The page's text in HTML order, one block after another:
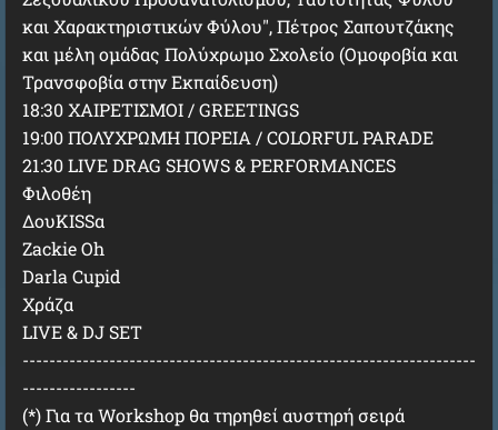
και Χαρακτηριστικών Φύλου", Πέτρος Σαπουτζάκης
και μέλη ομάδας Πολύχρωμο Σχολείο (Ομοφοβία και
Τρανσφοβία στην Εκπαίδευση)
18:30 ΧΑΙΡΕΤΙΣΜΟΙ / GREETINGS
19:00 ΠΟΛΥΧΡΩΜΗ ΠΟΡΕΙΑ / COLORFUL PARADE
21:30 LIVE DRAG SHOWS & PERFORMANCES
Φιλοθέη
ΔουKISSα
Zackie Oh
Darla Cupid
Χράζα
LIVE & DJ SET
--------------------------------------------------------------------
-----------------
(*) Για τα Workshop θα τηρηθεί αυστηρή σειρά